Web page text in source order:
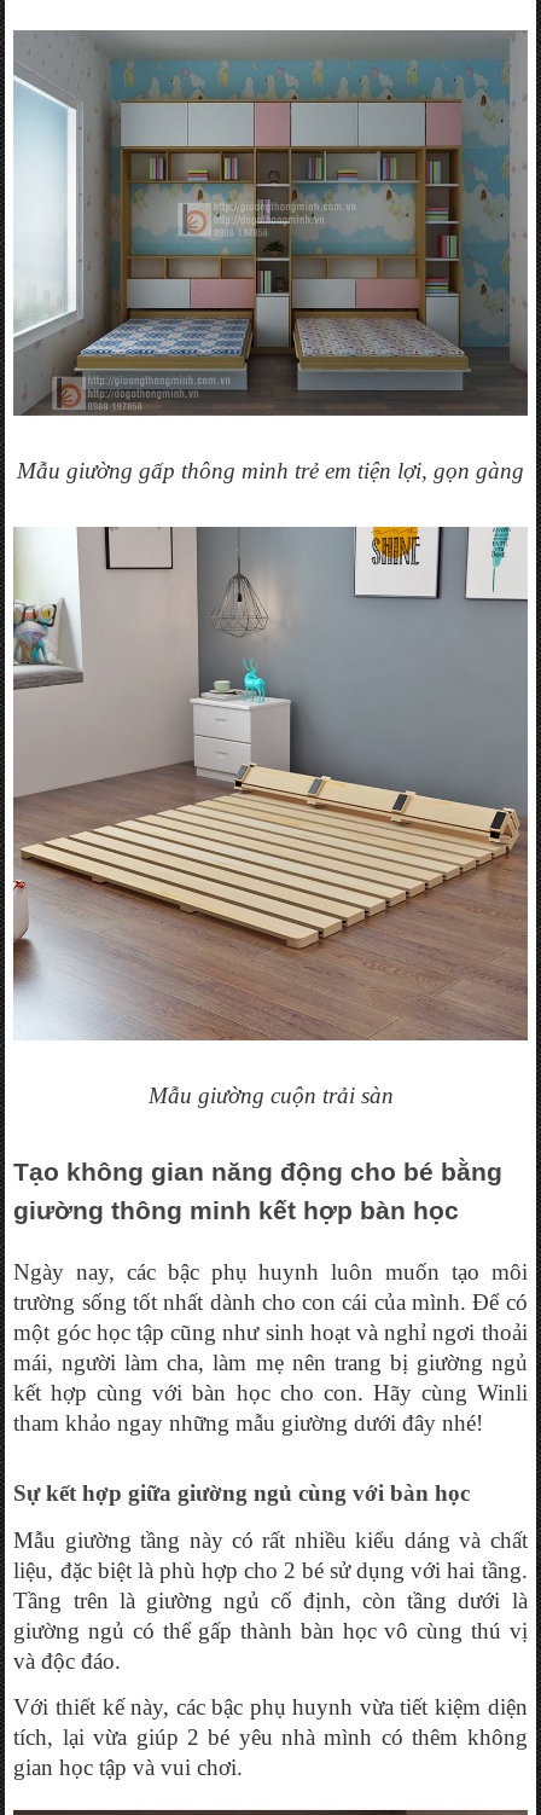
Mẫu giường gấp thông minh trẻ em tiện lợi, gọn gàng
Mẫu giường cuộn trải sàn
Tạo không gian năng động cho bé bằng
giường thông minh kết hợp bàn học
Ngày nay, các bậc phụ huynh luôn muốn tạo môi
trường sống tốt nhất dành cho con cái của mình. Để có
một góc học tập cũng như sinh hoạt và nghỉ ngơi thoải
mái, người làm cha, làm mẹ nên trang bị giường ngủ
kết hợp cùng với bàn học cho con. Hãy cùng Winli
tham khảo ngay những mẫu giường dưới đây nhé!
Sự kết hợp giữa giường ngủ cùng với bàn học
Mẫu giường tầng này có rất nhiều kiểu dáng và chất
liệu, đặc biệt là phù hợp cho 2 bé sử dụng với hai tầng.
Tầng trên là giường ngủ cố định, còn tầng dưới là
giường ngủ có thể gấp thành bàn học vô cùng thú vị
và độc đáo.
Với thiết kế này, các bậc phụ huynh vừa tiết kiệm diện
tích, lại vừa giúp 2 bé yêu nhà mình có thêm không
gian học tập và vui chơi.